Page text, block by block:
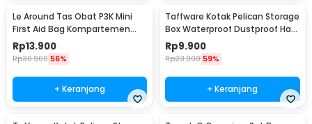
Le Around Tas Obat P3K Mini
First Aid Bag Kompartemen
Travel - A3079
Rp13.900
Rp30.900 56%
+ Keranjang
Taffware Kotak Pelican Storage
Box Waterproof Dustproof Hard
Case ABS S - G10/J020
Rp9.900
Rp23.900 59%
+ Keranjang